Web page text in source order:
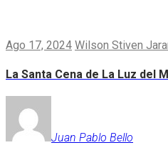
Ago 17, 2024 Wilson Stiven
La Santa Cena de La Luz del
Juan Pablo Bello